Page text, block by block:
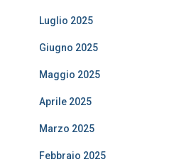
Luglio 2025
Giugno 2025
Maggio 2025
Aprile 2025
Marzo 2025
Febbraio 2025